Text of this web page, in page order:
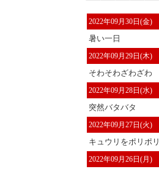
2022年09月30日(金)
暑い一日
2022年09月29日(木)
そわそわざわざわ
2022年09月28日(水)
突然バタバタ
2022年09月27日(火)
キュウリをポリポリ
2022年09月26日(月)